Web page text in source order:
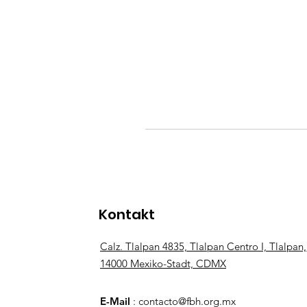
Kontakt
Calz. Tlalpan 4835, Tlalpan Centro I, Tlalpan,
14000 Mexiko-Stadt, CDMX
E-Mail : contacto@fbh.org.mx